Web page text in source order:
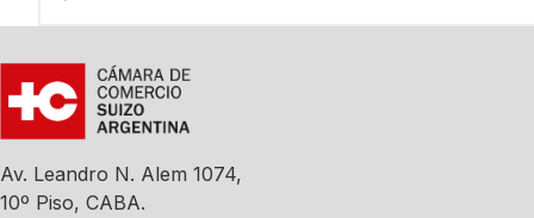
Av. Leandro N. Alem 1074,
10º Piso, CABA.